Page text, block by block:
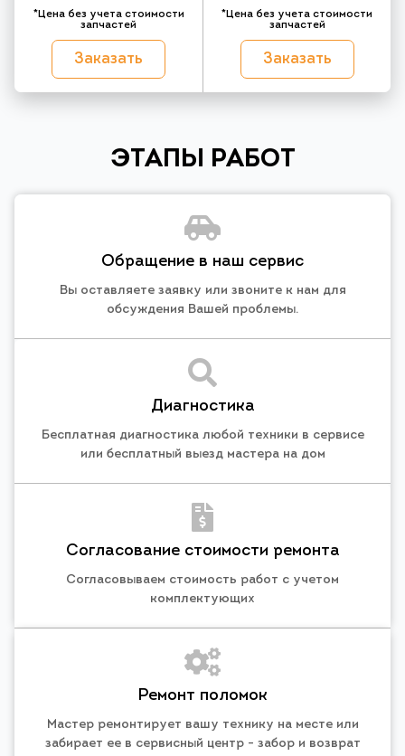
*Цена без учета стоимости
запчастей
Заказать
*Цена без учета стоимости
запчастей
Заказать
ЭТАПЫ РАБОТ
Обращение в наш сервис
Вы оставляете заявку или звоните к нам для
обсуждения Вашей проблемы.
Диагностика
Бесплатная диагностика любой техники в сервисе
или бесплатный выезд мастера на дом
Согласование стоимости ремонта
Согласовываем стоимость работ с учетом
комплектующих
Ремонт поломок
Мастер ремонтирует вашу технику на месте или
забирает ее в сервисный центр - забор и возврат